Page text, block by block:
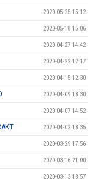
2020-05-25 15:12
2020-05-18 15:06
2020-04-27 14:42
2020-04-22 12:17
2020-04-15 12:30
2020-04-09 18:30
2020-04-07 14:52
2020-04-02 18:35
2020-03-29 17:56
2020-03-16 21:00
2020-03-13 18:57